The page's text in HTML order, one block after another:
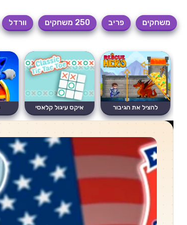
משחקים פריב 250 משחקים וורדל
להציל את הגיבור איקס עיגול קלאסי